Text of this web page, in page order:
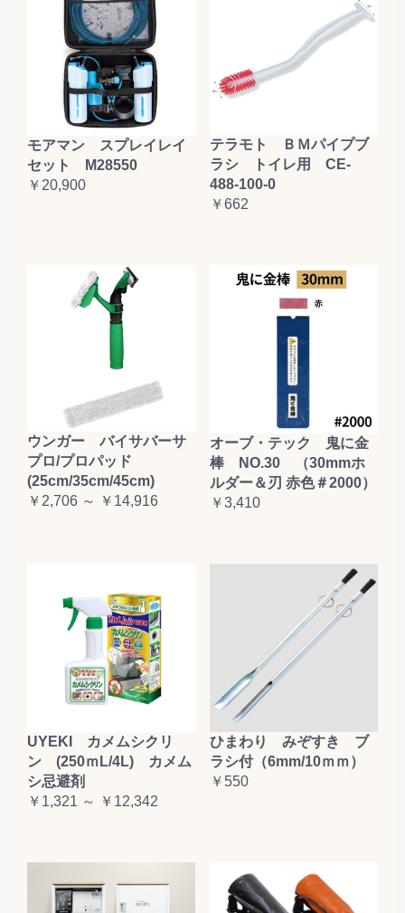
モアマン スプレイレイ
セット M28550
￥20,900
テラモト ＢＭパイプブ
ラシ トイレ用 CE-
488-100-0
￥662
ウンガー バイサバーサ
プロ/プロパッド
(25cm/35cm/45cm)
￥2,706 ～ ￥14,916
オーブ・テック 鬼に金
棒 NO.30 （30mmホ
ルダー＆刃 赤色＃2000）
￥3,410
UYEKI カメムシクリ
ン (250ｍL/4L) カメム
シ忌避剤
￥1,321 ～ ￥12,342
ひまわり みぞすき ブ
ラシ付（6mm/10ｍｍ）
￥550